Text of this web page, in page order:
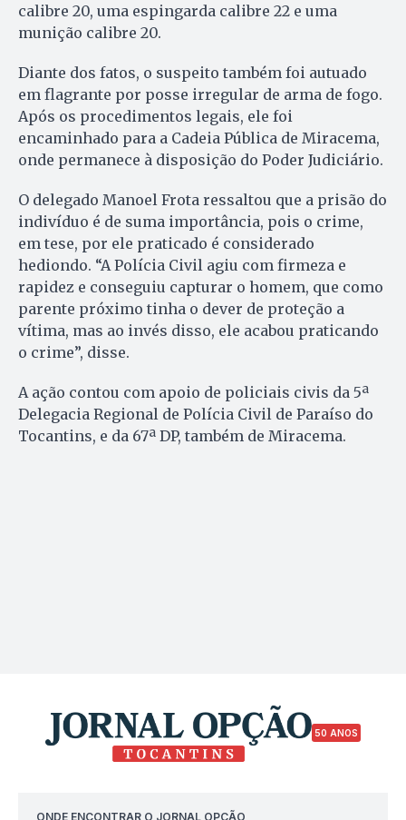
calibre 20, uma espingarda calibre 22 e uma
munição calibre 20.
Diante dos fatos, o suspeito também foi autuado
em flagrante por posse irregular de arma de fogo.
Após os procedimentos legais, ele foi
encaminhado para a Cadeia Pública de Miracema,
onde permanece à disposição do Poder Judiciário.
O delegado Manoel Frota ressaltou que a prisão do
indivíduo é de suma importância, pois o crime,
em tese, por ele praticado é considerado
hediondo. “A Polícia Civil agiu com firmeza e
rapidez e conseguiu capturar o homem, que como
parente próximo tinha o dever de proteção a
vítima, mas ao invés disso, ele acabou praticando
o crime”, disse.
A ação contou com apoio de policiais civis da 5ª
Delegacia Regional de Polícia Civil de Paraíso do
Tocantins, e da 67ª DP, também de Miracema.
50 ANOS
ONDE ENCONTRAR O JORNAL OPÇÃO